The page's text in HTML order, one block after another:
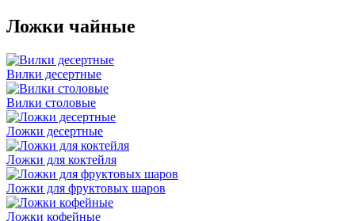
Ложки чайные
Вилки десертные
Вилки столовые
Ложки десертные
Ложки для коктейля
Ложки для фруктовых шаров
Ложки кофейные